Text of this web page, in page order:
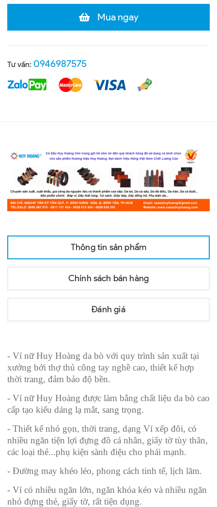
Mua ngay
Tư vấn: 0946987575
Thông tin sản phẩm
Chính sách bán hàng
Đánh giá
- Ví nữ Huy Hoàng da bò với quy trình sản xuất tại
xưởng bởi thợ thủ công tay nghề cao, thiết kế hợp
thời trang, đảm bảo độ bền.
- Ví nữ Huy Hoàng được làm bằng chất liệu da bò cao
cấp tạo kiểu dáng lạ mắt, sang trọng.
- Thiết kế nhỏ gọn, thời trang, dạng Ví xếp đôi, có
nhiều ngăn tiện lợi đựng đồ cá nhân, giấy tờ tùy thân,
các loại thẻ...phụ kiện sành điệu cho phái mạnh.
- Đường may khéo léo, phong cách tinh tế, lịch lãm.
- Ví có nhiều ngăn lớn, ngăn khóa kéo và nhiều ngăn
nhỏ đựng thẻ, giấy tờ, rất tiện dụng.